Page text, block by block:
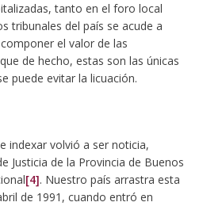
tanto en el foro local
tribunales del país se acude a
el valor de las
de hecho, estas son las únicas
puede evitar la licuación.
indexar volvió a ser noticia,
Justicia de la Provincia de Buenos
[4]. Nuestro país arrastra esta
de 1991, cuando entró en